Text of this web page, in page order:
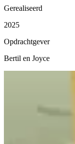
Gerealiseerd
2025
Opdrachtgever
Bertil en Joyce